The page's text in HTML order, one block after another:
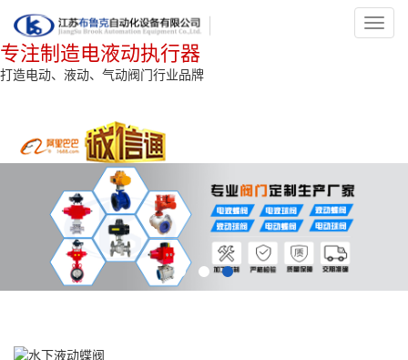
专注制造电液动执行器
打造电动、液动、气动阀门行业品牌